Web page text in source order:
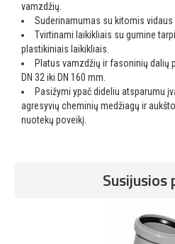
vamzdžių.
Suderinamumas su kitomis
Tvirtinami laikikliais su gumine
plastikiniais laikikliais.
Platus vamzdžių ir fasoninių dalių
DN 32 iki DN 160 mm.
Pasižymi ypač dideliu atsparumu
agresyvių cheminių medžiagų ir
nuotekų poveikį.
Susijusios